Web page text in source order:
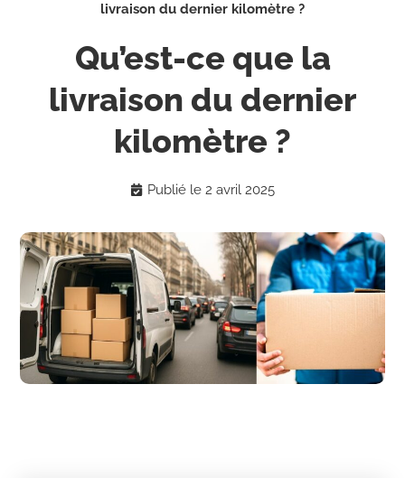
livraison du dernier kilomètre ?
Qu’est-ce que la
livraison du dernier
kilomètre ?
Publié le 2 avril 2025